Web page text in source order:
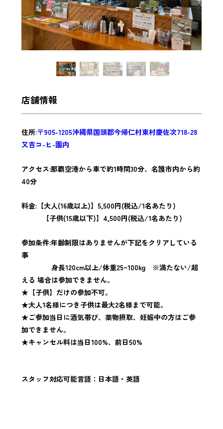
店舗情報
住所:〒905-1205沖縄県国頭郡今帰仁村東村慶佐次718-28
又吉コ-ヒ-園内
アクセス:那覇空港から車で約1時間30分、名護市内から約
40分
料金:【大人(16歳以上)】5,500円(税込/1名あたり)
【子供(15歳以下)】4,500円(税込/1名あたり)
参加条件:年齢制限はありませんが下記をクリアしている
事
身長120cm以上/体重25~100kg ※満たない/超
える 場合は参加できません。
★【子供】だけの参加不可。
★大人1名様につき子供は最大2名様まで可能。
★ご参加当日に酒気帯び、薬物摂取、妊娠中の方はご参
加できません。
★キャンセル料は当日100%、前日50%
スタッフ対応可能言語：日本語・英語